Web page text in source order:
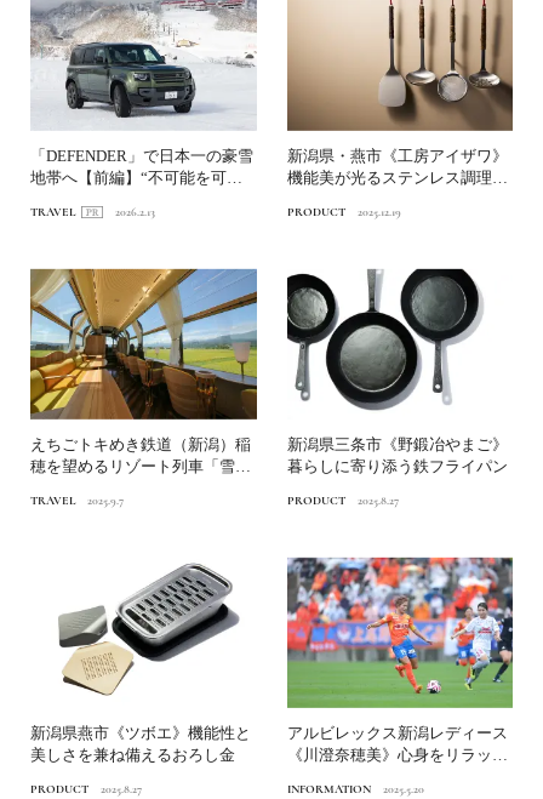
「DEFENDER」で日本一の豪雪
地帯へ【前編】“不可能を可能
TRAVEL 2026.2.13
新潟県・燕市《工房アイザワ》
機能美が光るステンレス調理器
PRODUCT 2025.12.19
えちごトキめき鉄道（新潟）稲
穂を望めるリゾート列車「雪月
TRAVEL 2025.9.7
新潟県三条市《野鍛冶やまご》
暮らしに寄り添う鉄フライパン
PRODUCT 2025.8.27
新潟県燕市《ツボエ》機能性と
美しさを兼ね備えるおろし金
PRODUCT 2025.8.27
アルビレックス新潟レディース
《川澄奈穂美》心身をリラック
INFORMATION 2025.5.20